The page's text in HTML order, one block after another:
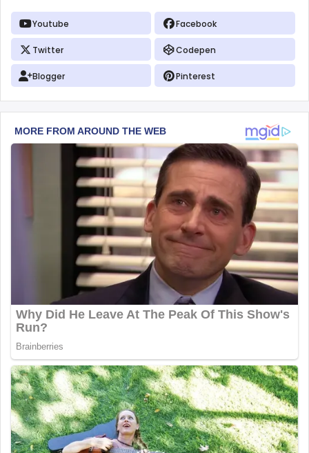
Youtube Facebook
Twitter Codepen
Blogger Pinterest